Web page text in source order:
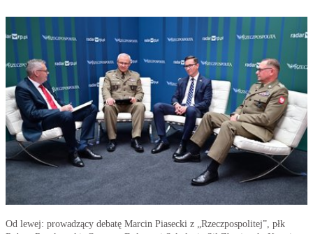
Od lewej: prowadzący debatę Marcin Piasecki z „Rzeczpospolitej”, płk